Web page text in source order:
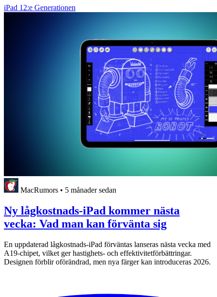
iPad 12:e Generationen
MacRumors • 5 månader sedan
Ny lågkostnads-iPad kommer nästa
vecka: Vad man kan förvänta sig
En uppdaterad lågkostnads-iPad förväntas lanseras nästa vecka med
A19-chipet, vilket ger hastighets- och effektivitetförbättringar.
Designen förblir oförändrad, men nya färger kan introduceras 2026.